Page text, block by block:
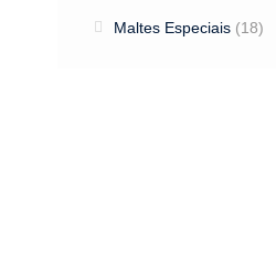
Maltes Especiais (18)